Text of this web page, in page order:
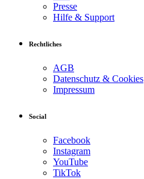
Presse
Hilfe & Support
Rechtliches
AGB
Datenschutz & Cookies
Impressum
Social
Facebook
Instagram
YouTube
TikTok